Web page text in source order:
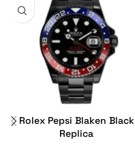
Rolex Pepsi Blaken Black
Replica